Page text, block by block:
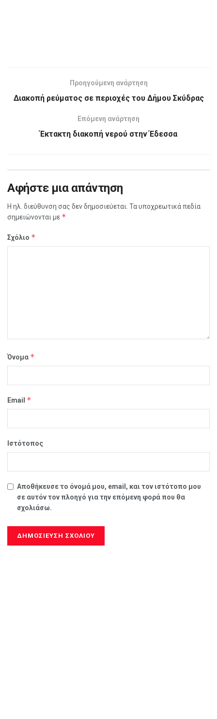
Προηγούμενη ανάρτηση
Διακοπή ρεύματος σε περιοχές του Δήμου Σκύδρας
Επόμενη ανάρτηση
Έκτακτη διακοπή νερού στην Έδεσσα
Αφήστε μια απάντηση
Η ηλ. διεύθυνση σας δεν δημοσιεύεται. Τα υποχρεωτικά πεδία
σημειώνονται με *
Σχόλιο *
Όνομα *
Email *
Ιστότοπος
Αποθήκευσε το όνομά μου, email, και τον ιστότοπο μου
σε αυτόν τον πλοηγό για την επόμενη φορά που θα
σχολιάσω.